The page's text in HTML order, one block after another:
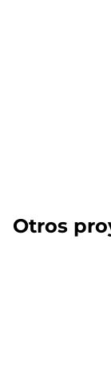
Otros